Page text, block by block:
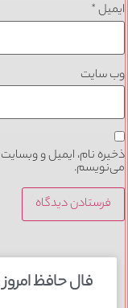
ایمیل*
وب‌ سایت
ذخیره نام، ایمیل و
می‌نویسم.
فال حافظ امروز جمعه